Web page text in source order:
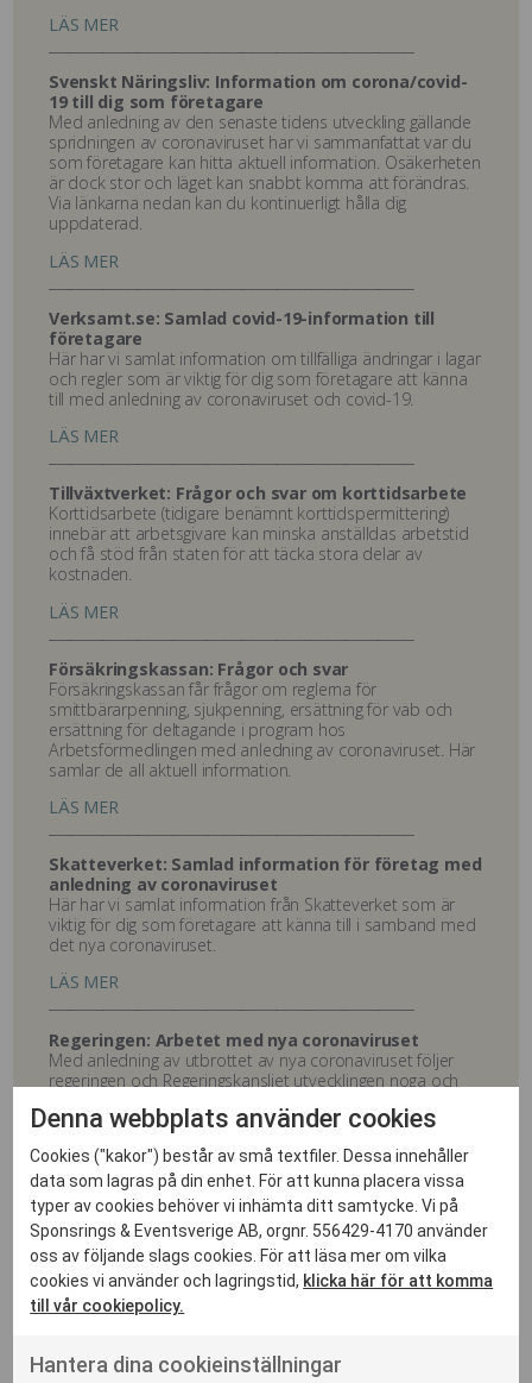
LÄS MER
Svenskt Näringsliv: Information om corona/covid-
19 till dig som företagare
Med anledning av den senaste tidens utveckling gällande
spridningen av coronaviruset har vi sammanfattat var du
som företagare kan hitta aktuell information. Osäkerheten
är dock stor och läget kan snabbt komma att förändras.
Via länkarna nedan kan du kontinuerligt hålla dig
uppdaterad.
LÄS MER
Verksamt.se: Samlad covid-19-information till
företagare
Här har vi samlat information om tillfälliga ändringar i lagar
och regler som är viktig för dig som företagare att känna
till med anledning av coronaviruset och covid-19.
LÄS MER
Tillväxtverket: Frågor och svar om korttidsarbete
Korttidsarbete (tidigare benämnt korttidspermittering)
innebär att arbetsgivare kan minska anställdas arbetstid
och få stöd från staten för att täcka stora delar av
kostnaden.
LÄS MER
Försäkringskassan: Frågor och svar
Försäkringskassan får frågor om reglerna för
smittbärarpenning, sjukpenning, ersättning för vab och
ersättning för deltagande i program hos
Arbetsförmedlingen med anledning av coronaviruset. Här
samlar de all aktuell information.
LÄS MER
Skatteverket: Samlad information för företag med
anledning av coronaviruset
Här har vi samlat information från Skatteverket som är
viktig för dig som företagare att känna till i samband med
det nya coronaviruset.
LÄS MER
Regeringen: Arbetet med nya coronaviruset
Med anledning av utbrottet av nya coronaviruset följer
regeringen och Regeringskansliet utvecklingen noga och
hittar du bl a regeringens arbete med anledning av nya
coronaviruset, UD:s arbete med anledning av
coronaviruset samt råd/information/länkar till
myndighetssidor
LÄS MER
_____________________________________________________
Krisinformation.se: förmedlar information från
myndigheter och andra ansvariga i samband med
en kris eller allvarlig händelse
LÄS MER
_____________________________________________________
Denna webbplats använder cookies
Cookies ("kakor") består av små textfiler. Dessa innehåller
data som lagras på din enhet. För att kunna placera vissa
typer av cookies behöver vi inhämta ditt samtycke. Vi på
Sponsrings & Eventsverige AB, orgnr. 556429-4170 använder
oss av följande slags cookies. För att läsa mer om vilka
cookies vi använder och lagringstid, klicka här för att komma
till vår cookiepolicy.
Hantera dina cookieinställningar